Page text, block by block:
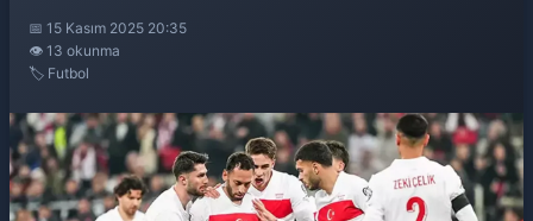
📅 15 Kasım 2025 20:35
👁️ 13 okunma
🏷️ Futbol